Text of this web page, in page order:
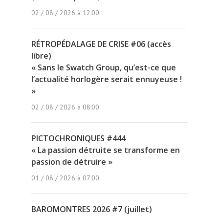
02 / 08 / 2026 à 12:00
RÉTROPÉDALAGE DE CRISE #06 (accès
libre)
« Sans le Swatch Group, qu’est-ce que
l’actualité horlogère serait ennuyeuse !
»
02 / 08 / 2026 à 08:00
PICTOCHRONIQUES #444
« La passion détruite se transforme en
passion de détruire »
01 / 08 / 2026 à 07:00
BAROMONTRES 2026 #7 (juillet)